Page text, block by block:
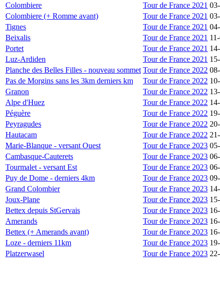
Colombiere
Tour de France 2021
Colombiere (+ Romme avant)
Tour de France 2021
Tignes
Tour de France 2021
Beixalis
Tour de France 2021
Portet
Tour de France 2021
Luz-Ardiden
Tour de France 2021
Planche des Belles Filles - nouveau sommet Tour de France 2022
Pas de Morgins sans les 3km derniers km
Tour de France 2022
Granon
Tour de France 2022
Alpe d'Huez
Tour de France 2022
Péguère
Tour de France 2022
Peyragudes
Tour de France 2022
Hautacam
Tour de France 2022
Marie-Blanque - versant Ouest
Tour de France 2023
Cambasque-Cauterets
Tour de France 2023
Tourmalet - versant Est
Tour de France 2023
Puy de Dome - derniers 4km
Tour de France 2023
Grand Colombier
Tour de France 2023
Joux-Plane
Tour de France 2023
Bettex depuis StGervais
Tour de France 2023
Amerands
Tour de France 2023
Bettex (+ Amerands avant)
Tour de France 2023
Loze - derniers 11km
Tour de France 2023
Platzerwasel
Tour de France 2023